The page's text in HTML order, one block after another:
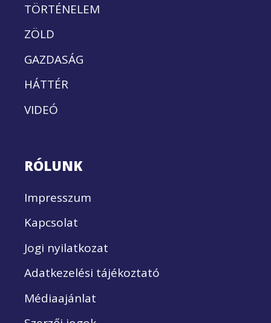
TÖRTÉNELEM
ZÖLD
GAZDASÁG
HÁTTÉR
VIDEÓ
RÓLUNK
Impresszum
Kapcsolat
Jogi nyilatkozat
Adatkezelési tájékoztató
Médiaajánlat